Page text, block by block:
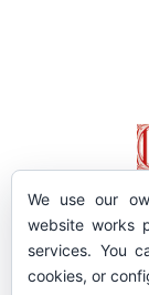
We use our
website works
services. You
cookies, or